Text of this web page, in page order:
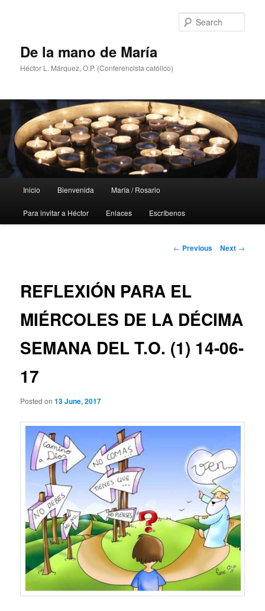
De la mano de María
Héctor L. Márquez, O.P. (Conferencista católico)
Inicio Bienvenida María / Rosario
Para invitar a Héctor Enlaces Escríbenos
Post
← Previous Next →
REFLEXIÓN PARA EL
MIÉRCOLES DE LA DÉCIMA
SEMANA DEL T.O. (1) 14-06-
17
Posted on13 June, 2017